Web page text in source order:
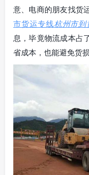
意、电商的朋友找货
市货运专线杭州市
息，毕竟物流成本占
省成本，也能避免货